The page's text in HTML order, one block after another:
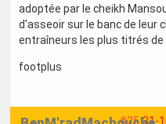
adoptée par le cheikh
d'asseoir sur le banc de leur
entraîneurs les plus titrés de
footplus
#25 31-